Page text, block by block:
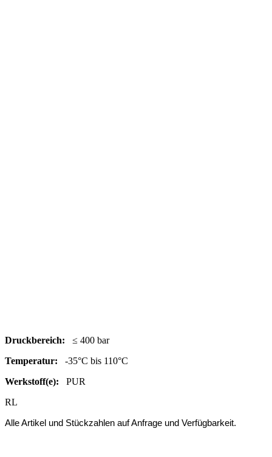
Druckbereich: ≤ 400 bar
Temperatur: -35°C bis 110°C
Werkstoff(e): PUR
RL
Alle Artikel und Stückzahlen auf Anfrage und Verfügbarkeit.